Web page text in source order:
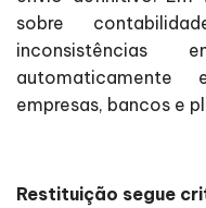
sobre
inconsistências
empresas, bancos e
Restituição segue